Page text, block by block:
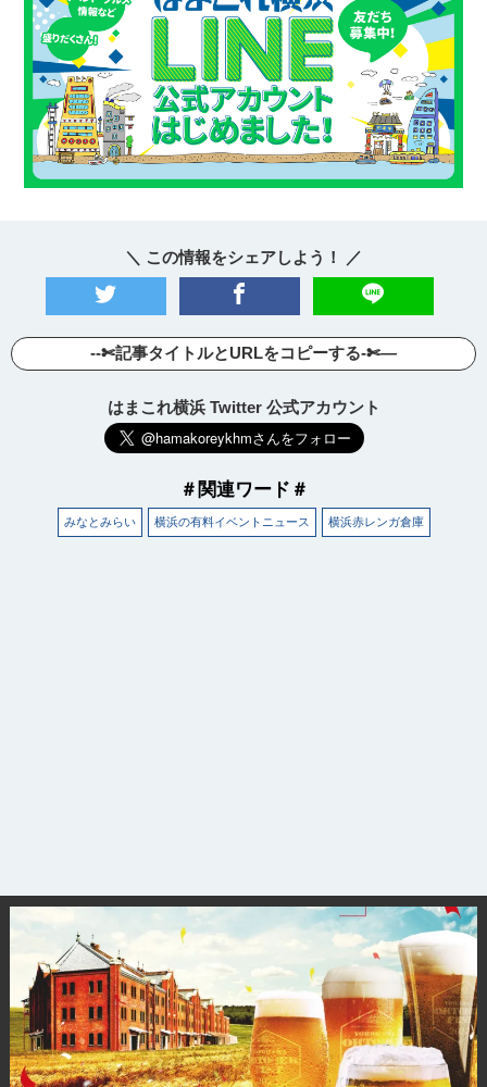
＼ この情報をシェアしよう！ ／
--✄記事タイトルとURLをコピーする-✄—
はまこれ横浜 Twitter 公式アカウント
＃関連ワード＃
みなとみらい 横浜の有料イベントニュース 横浜赤レンガ倉庫